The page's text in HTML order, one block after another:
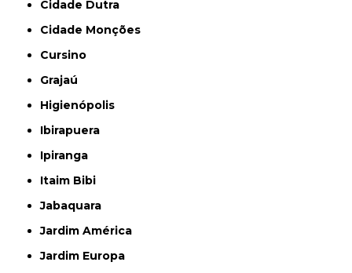
Cidade Dutra
Cidade Monções
Cursino
Grajaú
Higienópolis
Ibirapuera
Ipiranga
Itaim Bibi
Jabaquara
Jardim América
Jardim Europa